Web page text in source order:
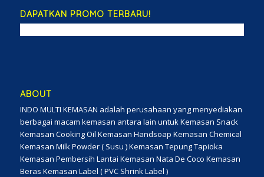
DAPATKAN PROMO TERBARU!
ABOUT
INDO MULTI KEMASAN adalah perusahaan yang menyediakan
berbagai macam kemasan antara lain untuk Kemasan Snack
Kemasan Cooking Oil Kemasan Handsoap Kemasan Chemical
Kemasan Milk Powder ( Susu ) Kemasan Tepung Tapioka
Kemasan Pembersih Lantai Kemasan Nata De Coco Kemasan
Beras Kemasan Label ( PVC Shrink Label )